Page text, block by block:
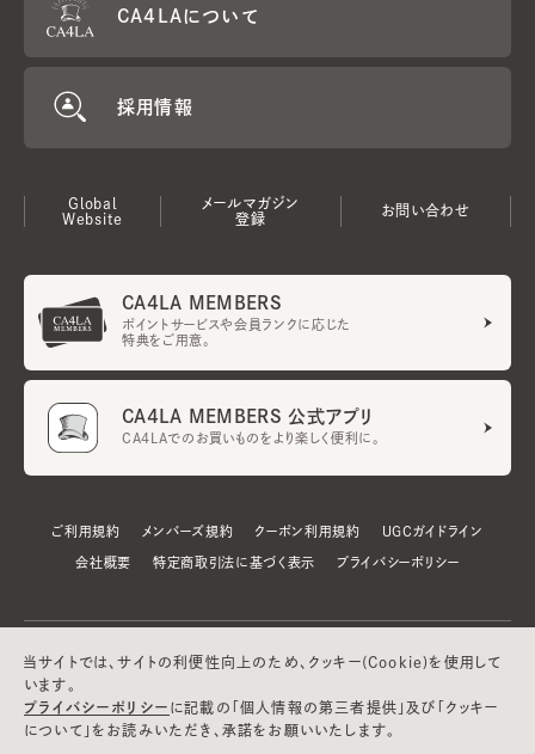
CA4LAについて
採用情報
Global
Website
メールマガジン
登録
お問い合わせ
CA4LA MEMBERS
ポイントサービスや会員ランクに応じた
特典をご用意。
CA4LA MEMBERS 公式アプリ
CA4LAでのお買いものをより楽しく便利に。
ご利用規約 メンバーズ規約 クーポン利用規約 UGCガイドライン
会社概要 特定商取引法に基づく表示 プライバシーポリシー
当サイトでは、サイトの利便性向上のため、クッキー(Cookie)を使用して
います。
プライバシーポリシー に記載の「個人情報の第三者提供」及び「クッキー
について」をお読みいただき、承諾をお願いいたします。